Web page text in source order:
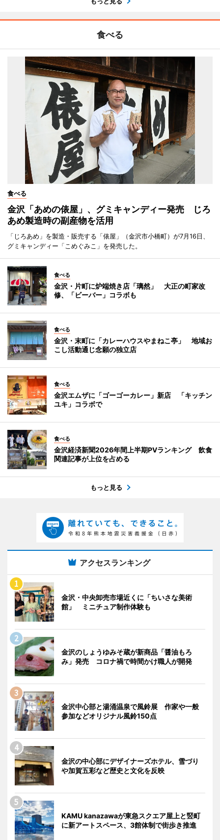
食べる
食べる
金沢「あめの俵屋」、グミキャンディー発売 じろ
あめ製造時の副産物を活用
「じろあめ」を製造・販売する「俵屋」（金沢市小橋町）が7月16日、
グミキャンディー「こめぐみこ」を発売した。
食べる
金沢・片町に炉端焼き店「璃然」 大正の町家改
修、「ビーバー」コラボも
食べる
金沢・末町に「カレーハウスやまねこ亭」 地域お
こし活動通じ念願の独立店
食べる
金沢エムザに「ゴーゴーカレー」新店 「キッチン
ユキ」コラボで
食べる
金沢経済新聞2026年間上半期PVランキング 飲食
関連記事が上位を占める
もっと見る
アクセスランキング
金沢・中央卸売市場近くに「ちいさな美術
館」 ミニチュア制作体験も
金沢のしょうゆみそ蔵が新商品「醤油もろ
み」発売 コロナ禍で時間かけ職人が開発
金沢中心部と湯涌温泉で風鈴展 作家や一般
参加などオリジナル風鈴150点
金沢の中心部にデザイナーズホテル、雪づり
や加賀五彩など歴史と文化を反映
KAMU kanazawaが東急スクエア屋上と竪町
に新アートスペース、3館体制で街歩き推進